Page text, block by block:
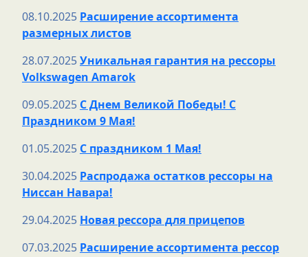
08.10.2025 Расширение ассортимента
размерных листов
28.07.2025Уникальная гарантия на рессоры
Volkswagen Amarok
09.05.2025 С Днем Великой Победы! С
Праздником 9 Мая!
01.05.2025 С праздником 1 Мая!
30.04.2025 Распродажа остатков рессоры на
Ниссан Навара!
29.04.2025 Новая рессора для прицепов
07.03.2025 Расширение ассортимента рессор